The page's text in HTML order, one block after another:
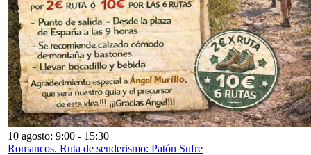
10 agosto: 9:00 - 15:30
Romancos. Ruta de senderismo: Patón Sufre